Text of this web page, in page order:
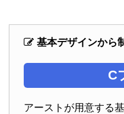
基本デザインから
C
アーストが用意する